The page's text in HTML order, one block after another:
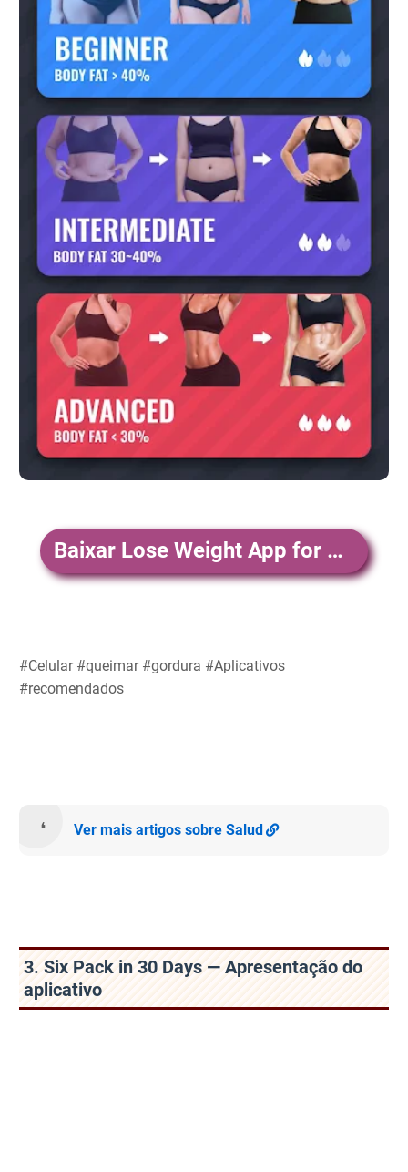
Baixar Lose Weight App for Women
#Celular #queimar #gordura #Aplicativos
#recomendados
Ver mais artigos sobre Salud
3. Six Pack in 30 Days — Apresentação do
aplicativo